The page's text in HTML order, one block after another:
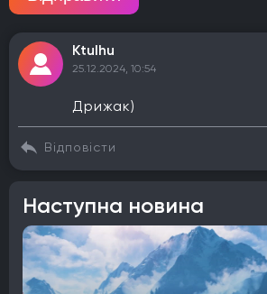
Ktulhu
25.12.2024, 10:54
Дрижак)
Відповісти
Наступна новина